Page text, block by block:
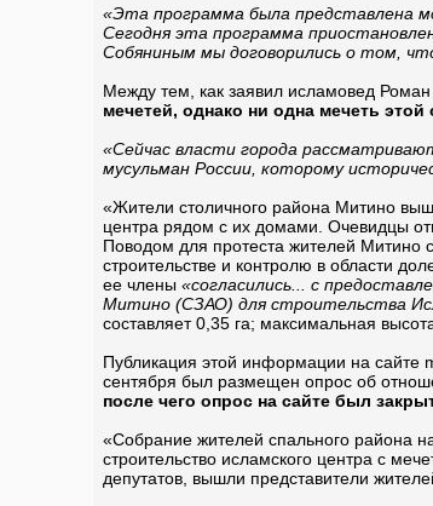
«Эта программа была представлена
Сегодня эта программа
Собяниным мы договорились о том,
Между тем, как заявил исламовед Роман
мечетей, однако ни одна мечеть
«Сейчас власти города
мусульман России, которому
«Жители столичного района Митино
центра рядом с их домами. Очевидцы
Поводом для протеста жителей Митино
строительстве и контролю в области
ее члены «согласились... с
Митино (СЗАО) для строительства
составляет 0,35 га; максимальная
Публикация этой информации на сайте
сентября был размещен опрос об
после чего опрос на сайте был
«Собрание жителей спального района
строительство исламского центра с
депутатов, вышли представители